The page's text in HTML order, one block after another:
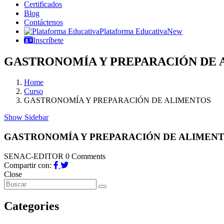
Certificados
Blog
Contáctenos
Plataforma EducativaNew
Inscríbete
GASTRONOMÍA Y PREPARACIÓN DE
Home
Curso
GASTRONOMÍA Y PREPARACIÓN DE ALIMENTOS
Show Sidebar
GASTRONOMÍA Y PREPARACIÓN DE
SENAC-EDITOR 0 Comments
Compartir con:
Close
Categories